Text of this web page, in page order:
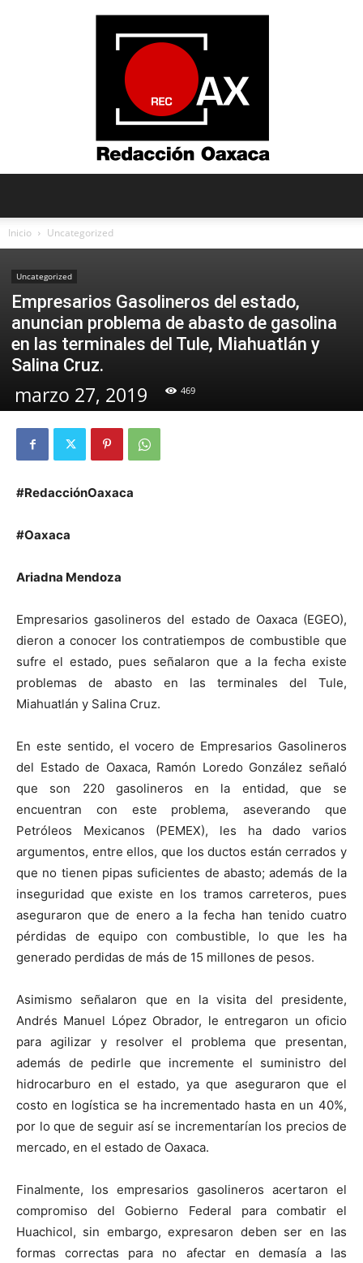
Inicio Uncategorized
Uncategorized
Empresarios Gasolineros del estado,
anuncian problema de abasto de gasolina
en las terminales del Tule, Miahuatlán y
Salina Cruz.
marzo 27, 2019 469
#RedacciónOaxaca
#Oaxaca
Ariadna Mendoza
Empresarios gasolineros del estado de Oaxaca (EGEO),
dieron a conocer los contratiempos de combustible que
sufre el estado, pues señalaron que a la fecha existe
problemas de abasto en las terminales del Tule,
Miahuatlán y Salina Cruz.
En este sentido, el vocero de Empresarios Gasolineros
del Estado de Oaxaca, Ramón Loredo González señaló
que son 220 gasolineros en la entidad, que se
encuentran con este problema, aseverando que
Petróleos Mexicanos (PEMEX), les ha dado varios
argumentos, entre ellos, que los ductos están cerrados y
que no tienen pipas suficientes de abasto; además de la
inseguridad que existe en los tramos carreteros, pues
aseguraron que de enero a la fecha han tenido cuatro
pérdidas de equipo con combustible, lo que les ha
generado perdidas de más de 15 millones de pesos.
Asimismo señalaron que en la visita del presidente,
Andrés Manuel López Obrador, le entregaron un oficio
para agilizar y resolver el problema que presentan,
además de pedirle que incremente el suministro del
hidrocarburo en el estado, ya que aseguraron que el
costo en logística se ha incrementado hasta en un 40%,
por lo que de seguir así se incrementarían los precios de
mercado, en el estado de Oaxaca.
Finalmente, los empresarios gasolineros acertaron el
compromiso del Gobierno Federal para combatir el
Huachicol, sin embargo, expresaron deben ser en las
formas correctas para no afectar en demasía a las